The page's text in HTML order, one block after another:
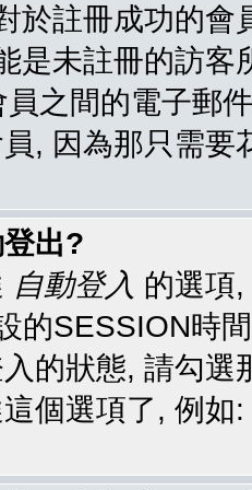
於註冊成功的
是未註冊的訪
之間的電子郵
, 因為那只需要
出?
自動登入 的選項
的SESSION時
的狀態, 請勾
個選項了, 例